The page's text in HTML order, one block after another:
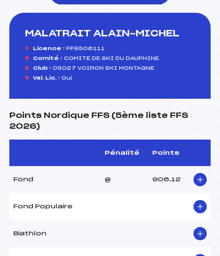
MALATRAIT ALAIN-MICHEL
Licence : FFS506111
Comité : COMITE DE SKI DU DAUPHINE
Club : 05027 VOIRON SKI MONTAGNE
Val. Lic. : Oui
Points Nordique FFS (5ème liste FFS
2026)
Pénalité Points
Fond @ 906.12
Fond Populaire
Biathlon